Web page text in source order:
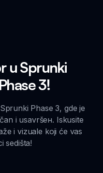
u Sprunki
3!
Phase 3, gde je
i usavršен. Iskusite
i vizuale koji će vas
sedišta!